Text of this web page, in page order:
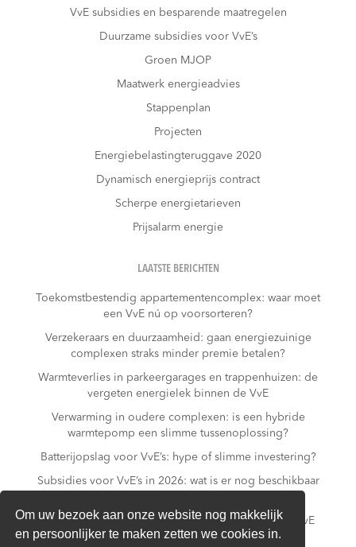
Om uw bezoek aan onze website nog makkelijk
en persoonlijker te maken zetten we cookies in.
VvE subsidies en besparende maatregelen
Duurzame subsidies voor VvE’s
Groen MJOP
Maatwerk energieadvies
Stappenplan
Projecten
Energiebelastingteruggave 2020
Dynamisch energieprijs contract
Scherpe energietarieven
Prijsalarm energie
LAATSTE BERICHTEN
Toekomstbestendig appartementencomplex: waar moet
een VvE nú op voorsorteren?
Verzekeraars en duurzaamheid: gaan energiezuinige
complexen straks minder premie betalen?
Warmteverlies in parkeergarages en trappenhuizen: de
vergeten energielek binnen de VvE
Verwarming in oudere complexen: is een hybride
warmtepomp een slimme tussenoplossing?
Batterijopslag voor VvE’s: hype of slimme investering?
Subsidies voor VvE’s in 2026: wat is er nog beschikbaar
Slim laden in parkeergarages: hoe voorkomt een VvE
overbelasting van de installatie?